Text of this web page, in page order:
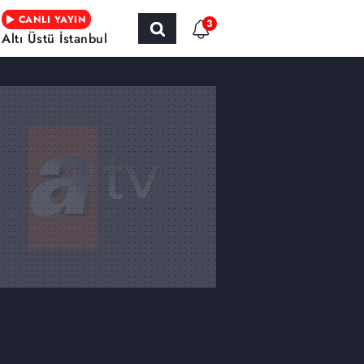
CANLI YAYIN
Altı Üstü İstanbul
3